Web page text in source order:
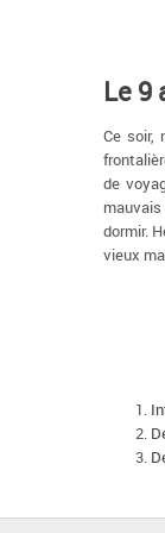
Le 9
Ce soir,
de
dormir.
vieux